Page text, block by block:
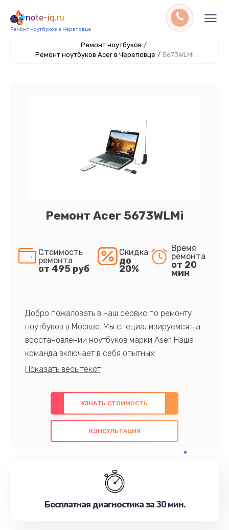
note-iq.ru
Ремонт ноутбуков в Череповце
Ремонт ноутбуков /
Ремонт ноутбуков Acer в Череповце / 5673WLMi
Ремонт Acer 5673WLMi
Стоимость
ремонта
от 495 руб
Скидка
до
20%
Время
ремонта
от 20
мин
Добро пожаловать в наш сервис по ремонту
ноутбуков в Москве. Мы специализируемся на
восстановлении ноутбуков марки Aser. Наша
команда включает в себя опытных
профессионалов с обширными знаниями и
предлагаем быстрый и качественный ремонт с
использованием оригинальных компонентов, а
также гарантируем качество всех
проведенных работ. Наша цель - предоставить
наилучшим образом. Не медлите записаться на
УЗНАТЬ СТОИМОСТЬ
КОНСУЛЬТАЦИЯ
Бесплатная диагностика за 30 мин.